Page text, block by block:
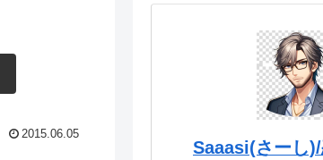
2015.06.05
Saaasi(さーし